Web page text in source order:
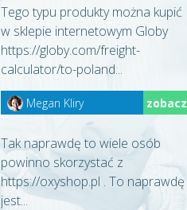
Tego typu produkty można kupić
w sklepie internetowym Globy
https://globy.com/freight-
calculator/to-poland...
Megan Kliry zobacz
Tak naprawdę to wiele osób
powinno skorzystać z
https://oxyshop.pl . To naprawdę
jest...